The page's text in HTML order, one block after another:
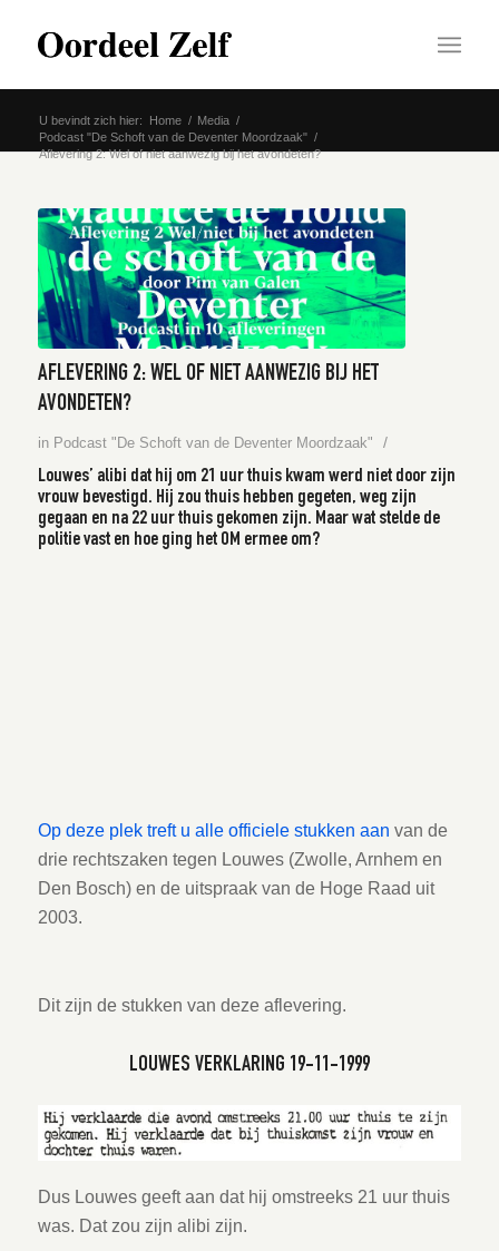
U bevindt zich hier: Home / Media /
Podcast "De Schoft van de Deventer Moordzaak" /
Aflevering 2: Wel of niet aanwezig bij het avondeten?
AFLEVERING 2: WEL OF NIET AANWEZIG BIJ HET
AVONDETEN?
in Podcast "De Schoft van de Deventer Moordzaak" /
Louwes’ alibi dat hij om 21 uur thuis kwam werd niet door zijn
vrouw bevestigd. Hij zou thuis hebben gegeten, weg zijn
gegaan en na 22 uur thuis gekomen zijn. Maar wat stelde de
politie vast en hoe ging het OM ermee om?
Op deze plek treft u alle officiele stukken aan van de
drie rechtszaken tegen Louwes (Zwolle, Arnhem en
Den Bosch) en de uitspraak van de Hoge Raad uit
2003.
Dit zijn de stukken van deze aflevering.
LOUWES VERKLARING 19-11-1999
Dus Louwes geeft aan dat hij omstreeks 21 uur thuis
was. Dat zou zijn alibi zijn.